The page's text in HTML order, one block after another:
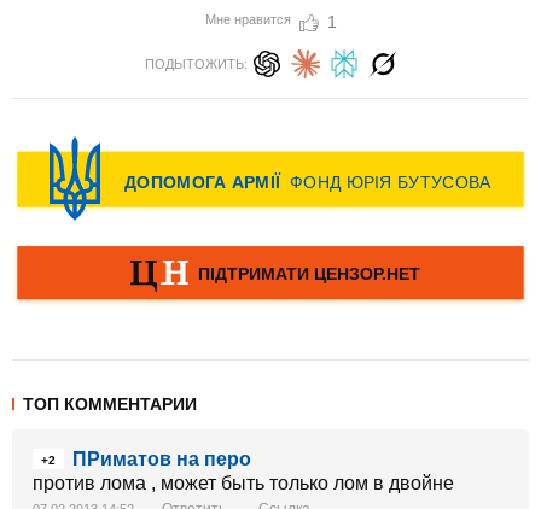
Мне нравится 1
ПОДЫТОЖИТЬ:
ТОП КОММЕНТАРИИ
+2
ПРиматов на перо
против лома , может быть только лом в двойне